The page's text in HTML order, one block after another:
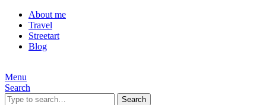
About me
Travel
Streetart
Blog
Menu
Search
Search